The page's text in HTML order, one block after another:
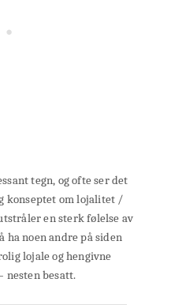
tegn, og ofte ser det
konseptet om lojalitet /
en sterk følelse av
ha noen andre på siden
lojale og hengivne
nesten besatt.